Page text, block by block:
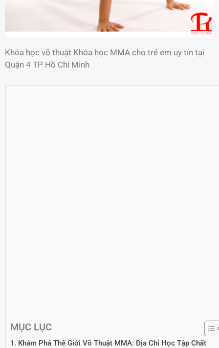
Khóa học võ thuật Khóa học MMA cho trẻ em uy tín tại
Quận 4 TP Hồ Chí Minh
MỤC LỤC
Khám Phá Thế Giới Võ Thuật MMA: Địa Chỉ Học Tập Chất